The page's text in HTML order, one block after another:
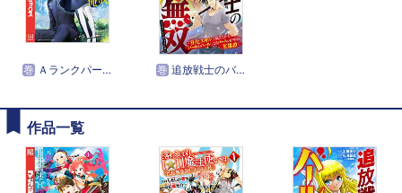
巻 Ａランクパーティを離脱した俺は、元教え子たちと迷宮深部を目指す。 巻 追放戦士のバール無双”SIMPLE殴打2000”～狂化スキルで成り上がるバールのバールによるバールのための英雄譚～
作品一覧